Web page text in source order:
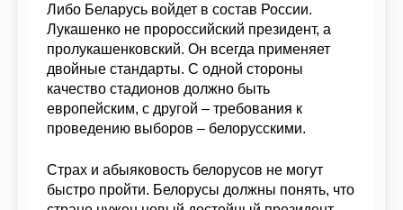
Либо Беларусь войдет в состав России.
Лукашенко не пророссийский президент, а
пролукашенковский. Он всегда применяет
двойные стандарты. С одной стороны
качество стадионов должно быть
европейским, с другой – требования к
проведению выборов – белорусскими.
Страх и абыяковость белорусов не могут
быстро пройти. Белорусы должны понять, что